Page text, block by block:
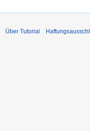
Über Tutorial